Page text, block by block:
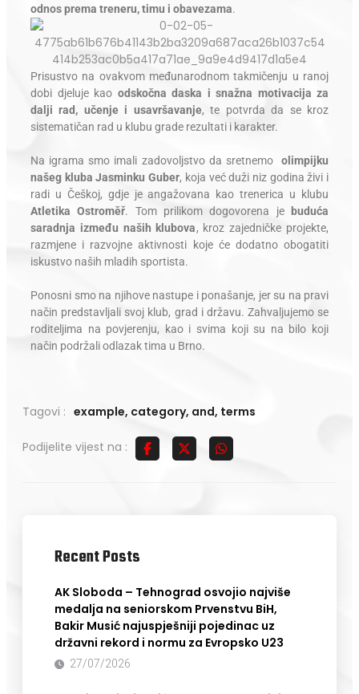
odnos prema treneru, timu i obavezama.
Prisustvo na ovakvom međunarodnom takmičenju u ranoj
dobi djeluje kao odskočna daska i snažna motivacija za
dalji rad, učenje i usavršavanje, te potvrda da se kroz
sistematičan rad u klubu grade rezultati i karakter.
Na igrama smo imali zadovoljstvo da sretnemo
olimpijku
našeg kluba Jasminku Guber, koja već duži niz godina živi i
radi u Češkoj, gdje je angažovana kao trenerica u klubu
Atletika Ostroměř. Tom prilikom dogovorena je
buduća
saradnja između naših klubova, kroz zajedničke projekte,
razmjene i razvojne aktivnosti koje će dodatno obogatiti
iskustvo naših mladih sportista.
Ponosni smo na njihove nastupe i ponašanje, jer su na pravi
način predstavljali svoj klub, grad i državu. Zahvaljujemo se
roditeljima na povjerenju, kao i svima koji su na bilo koji
način podržali odlazak tima u Brno.
Tagovi : example, category, and, terms
Podijelite vijest na :
Recent Posts
AK Sloboda – Tehnograd osvojio najviše
medalja na seniorskom Prvenstvu BiH,
Bakir Musić najuspješniji pojedinac uz
državni rekord i normu za Evropsko U23
27/07/2026